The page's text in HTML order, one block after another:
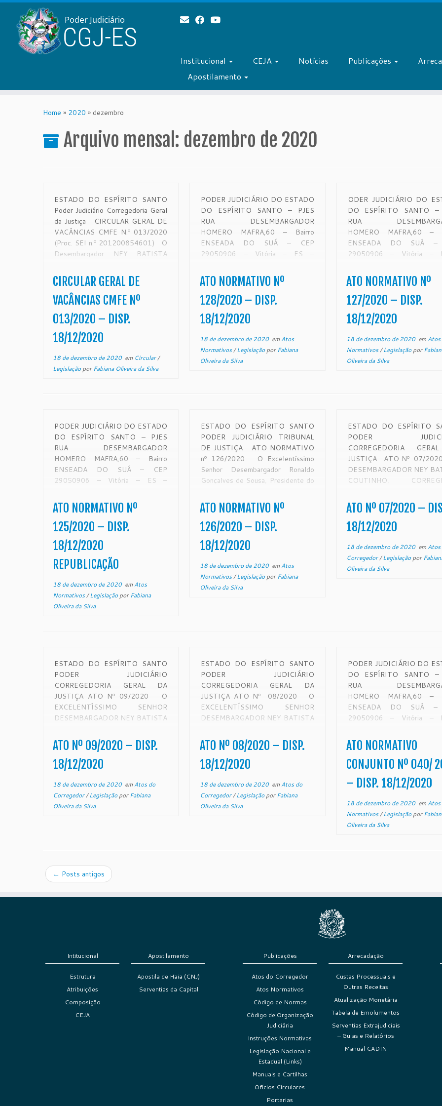
Institucional CEJA Notícias Publicações
Apostilamento
Home » 2020 » dezembro
Arquivo mensal: dezembro de 2020
ESTADO DO ESPÍRITO SANTO
Poder Judiciário Corregedoria Geral
da Justiça CIRCULAR GERAL DE
VACÂNCIAS CMFE N.º 013/2020
(Proc. SEI n.º 201200854601) O
Desembargador NEY BATISTA
Justiça do Estado do Espírito
Santo, no uso de suas atribuições e,
CONSIDERANDO que a
órgão de fiscalização, disciplina e
orientação administrativa […]
CIRCULAR GERAL DE
VACÂNCIAS CMFE Nº
013/2020 – DISP.
18/12/2020
18 de dezembro de 2020em Circular/
LegislaçãoporFabiana Oliveira da Silva
PODER JUDICIÁRIO DO ESTADO
DO ESPÍRITO SANTO – PJES
RUA DESEMBARGADOR
HOMERO MAFRA,60 – Bairro
ENSEADA DO SUÁ – CEP
29050906 – Vitória – ES –
nº: 7006518-87.2020.8.08.0000
ATO NORMATIVO Nº 128/2020
Dispõe sobre o Recesso da Justiça
no Poder Judiciário do Estado do
Espírito Santo no […]
ATO NORMATIVO Nº
128/2020 – DISP.
18/12/2020
18 de dezembro de 2020em Atos
Normativos/LegislaçãoporFabiana
Oliveira da Silva
ODER JUDICIÁRIO DO
DO ESPÍRITO SANTO –
RUA
HOMERO MAFRA,60 –
ENSEADA DO SUÁ –
29050906 – Vitória –
NORMATIVO nº 127/
Excelentíssimo
Desembargador Ronaldo
de Sousa, Presidente do
Tribunal de Justiça do
ATO NORMATIVO Nº
127/2020 – DISP.
18/12/2020
18 de dezembro de 2020em Atos
Normativos/Legislaçãopor
Oliveira da Silva
PODER JUDICIÁRIO DO ESTADO
DO ESPÍRITO SANTO – PJES
RUA DESEMBARGADOR
HOMERO MAFRA,60 – Bairro
ENSEADA DO SUÁ – CEP
29050906 – Vitória – ES –
NORMATIVO nº 125/2020
(Republicado por conter incorreção)
O Excelentíssimo Senhor
Desembargador Ronaldo Gonçalves
de Sousa, Presidente do Egrégio
Tribunal de Justiça […]
ATO NORMATIVO Nº
125/2020 – DISP.
18/12/2020
REPUBLICAÇÃO
18 de dezembro de 2020em Atos
Normativos/LegislaçãoporFabiana
Oliveira da Silva
ESTADO DO ESPÍRITO SANTO
PODER JUDICIÁRIO TRIBUNAL
DE JUSTIÇA ATO NORMATIVO
nº 126/2020 O Excelentíssimo
Senhor Desembargador Ronaldo
Gonçalves de Sousa, Presidente do
Estado do Espírito Santo, no uso de
suas atribuições legais,
CONSIDERANDO o teor do
expediente protocolado neste
Egrégio Tribunal […]
ATO NORMATIVO Nº
126/2020 – DISP.
18/12/2020
18 de dezembro de 2020em Atos
Normativos/LegislaçãoporFabiana
Oliveira da Silva
ESTADO DO ESPÍRITO
PODER
CORREGEDORIA
JUSTIÇA ATO Nº 07/
DESEMBARGADOR NEY
COUTINHO,
DO ESPÍRITO SANTO, NO
DE SUAS ATRIBUIÇÕES
E; CONSIDERANDO a
da Lei
9.974/2013, datada de
janeiro de 2013, publicada no
ATO Nº 07/2020 –
18/12/2020
18 de dezembro de 2020em Atos
Corregedor/Legislaçãopor
Oliveira da Silva
ESTADO DO ESPÍRITO SANTO
PODER JUDICIÁRIO
CORREGEDORIA GERAL DA
JUSTIÇA ATO Nº 09/2020 O
EXCELENTÍSSIMO SENHOR
DESEMBARGADOR NEY BATISTA
GERAL DA JUSTIÇA DO ESTADO
DO ESPÍRITO SANTO, NO USO
DE SUAS ATRIBUIÇÕES LEGAIS,
CONSIDERANDO que a Lei
Estadual n° 6.670, de 16 de maio
de 2001, criou o Fundo […]
ATO Nº 09/2020 – DISP.
18/12/2020
18 de dezembro de 2020em Atos do
Corregedor/LegislaçãoporFabiana
Oliveira da Silva
ESTADO DO ESPÍRITO SANTO
PODER JUDICIÁRIO
CORREGEDORIA GERAL DA
JUSTIÇA ATO Nº 08/2020 O
EXCELENTÍSSIMO SENHOR
DESEMBARGADOR NEY BATISTA
CORREGEDOR-GERAL DA
JUSTIÇA DO ESTADO DO
ESPÍRITO SANTO, NO USO DE
SUAS ATRIBUIÇÕES LEGAIS,
CONSIDERANDO O DISPOSTO
NO ART. 60 DA LEI Nº 4.847/93
QUE DETERMINA A
ATO Nº 08/2020 – DISP.
18/12/2020
18 de dezembro de 2020em Atos do
Corregedor/LegislaçãoporFabiana
Oliveira da Silva
PODER JUDICIÁRIO DO
DO ESPÍRITO SANTO –
RUA
HOMERO MAFRA,60 –
ENSEADA DO SUÁ –
29050906 – Vitória –
NORMATIVO
40/2020 Determina a
do Sistema Eletrônico de
Unificado – SEEU na 2ª
Domingos Martins, […]
ATO NORMATIVO
CONJUNTO Nº 040/
– DISP. 18/12/2020
18 de dezembro de 2020em Atos
Normativos/Legislaçãopor
Oliveira da Silva
← Posts antigos
Intitucional
Estrutura
Atribuições
Composição
CEJA
Apostilamento
Apostila de Haia (CNJ)
Serventias da Capital
Publicações
Atos do Corregedor
Atos Normativos
Código de Normas
Código de Organização
Judiciária
Instruções Normativas
Legislação Nacional e
Estadual (Links)
Manuais e Cartilhas
Ofícios Circulares
Portarias
Arrecadação
Custas Processuais e
Outras Receitas
Atualização Monetária
Tabela de Emolumentos
Serventias Extrajudiciais
– Guias e Relatórios
Manual CADIN